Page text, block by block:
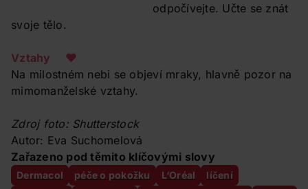
odpočívejte. Učte se znát
svoje tělo.
Vztahy ❤
Na milostném nebi se objeví mraky, hlavně pozor na
mimomanželské vztahy.
Zdroj foto: Shutterstock
Autor: Eva Suchomelová
Zařazeno pod těmito klíčovými slovy
Dermacol péče o pokožku L‘Oréal
líčení